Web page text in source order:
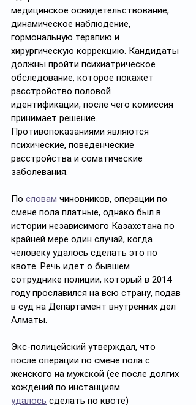
медицинское освидетельствование,
динамическое наблюдение,
гормональную терапию и
хирургическую коррекцию. Кандидаты
должны пройти психиатрическое
обследование, которое покажет
расстройство половой
идентификации, после чего комиссия
принимает решение.
Противопоказаниями являются
психические, поведенческие
расстройства и соматические
заболевания.
По словам чиновников, операции по
смене пола платные, однако был в
истории независимого Казахстана по
крайней мере один случай, когда
человеку удалось сделать это по
квоте. Речь идет о бывшем
сотруднике полиции, который в 2014
году прославился на всю страну, подав
в суд на Департамент внутренних дел
Алматы.
Экс-полицейский утверждал, что
после операции по смене пола с
женского на мужской (ее после долгих
хождений по инстанциям
удалось сделать по квоте)